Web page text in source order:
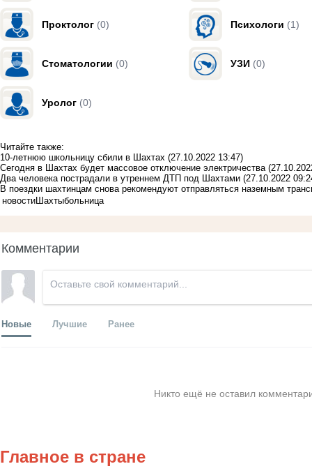
Проктолог (0) Психологи (1)
Стоматологии (0) УЗИ (0)
Уролог (0)
Читайте также:
10-летнюю школьницу сбили в Шахтах (27.10.2022 13:47)
Сегодня в Шахтах будет массовое отключение электричества
Два человека пострадали в утреннем ДТП под Шахтами (27.10.2022
В поездки шахтинцам снова рекомендуют отправляться наземным
новостиШахтыбольница
Комментарии
Новые Лучшие Ранее
Никто ещё не оставил
Главное в стране